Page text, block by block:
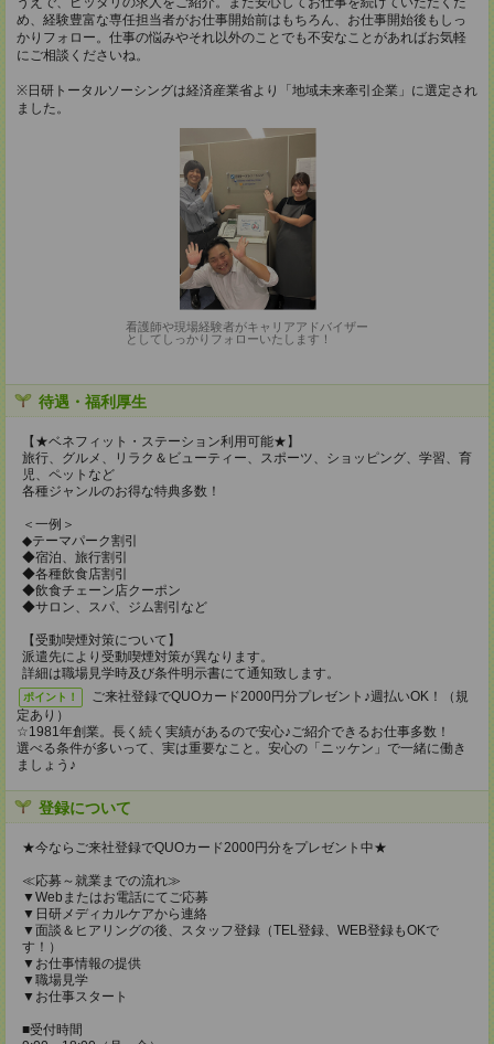
め、経験豊富な専任担当者がお仕事開始前はもちろん、お仕事開始後もしっ
かりフォロー。仕事の悩みやそれ以外のことでも不安なことがあればお気軽
にご相談くださいね。
※日研トータルソーシングは経済産業省より「地域未来牽引企業」に選定され
ました。
看護師や現場経験者がキャリアアドバイザー
としてしっかりフォローいたします！
待遇・福利厚生
【★ベネフィット・ステーション利用可能★】
旅行、グルメ、リラク＆ビューティー、スポーツ、ショッピング、学習、育
児、ペットなど
各種ジャンルのお得な特典多数！
＜一例＞
◆テーマパーク割引
◆宿泊、旅行割引
◆各種飲食店割引
◆飲食チェーン店クーポン
◆サロン、スパ、ジム割引など
【受動喫煙対策について】
派遣先により受動喫煙対策が異なります。
詳細は職場見学時及び条件明示書にて通知致します。
ポイント！
ご来社登録でQUOカード2000円分プレゼント♪週払いOK！（規
定あり）
☆1981年創業。長く続く実績があるので安心♪ご紹介できるお仕事多数！
選べる条件が多いって、実は重要なこと。安心の「ニッケン」で一緒に働き
ましょう♪
登録について
★今ならご来社登録でQUOカード2000円分をプレゼント中★
≪応募～就業までの流れ≫
▼Webまたはお電話にてご応募
▼日研メディカルケアから連絡
▼面談＆ヒアリングの後、スタッフ登録（TEL登録、WEB登録もOKで
す！）
▼お仕事情報の提供
▼職場見学
▼お仕事スタート
■受付時間